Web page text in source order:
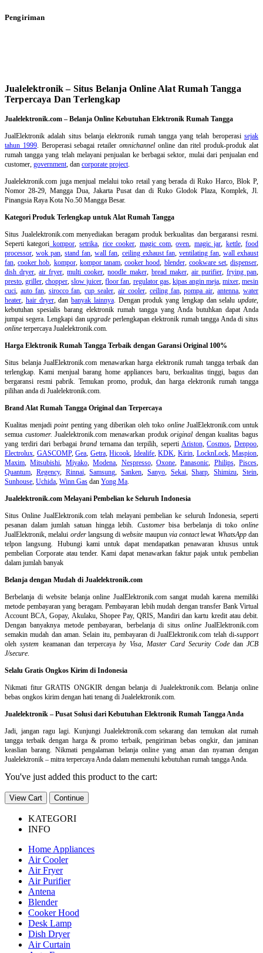
Pengiriman
Jualelektronik – Situs Belanja Online Alat Rumah Tangga
Terpercaya Dan Terlengkap
Jualelektronik.com – Belanja Online Kebutuhan Elektronik Rumah Tangga
JualElektronik adalah situs belanja elektronik rumah tanggayang telah beroperasisejak
tahun 1999. Beroperasi sebagai retaileromnichannel online dan ritel produk-produk alat
rumah tangga yang telah melayani penjualan ke berbagai sektor, mulai dari penjualan end
customer, government, dan corporate project.
Jualelektronik.com juga menjual melalui toko retail yang berada di Ruko Harco, Blok P,
Nomor 28-29, Mangga Dua, Jakarta Pusat dan di Ruko Glodok Plaza, Komplek, Jl.
Pinangsia Raya Kota No.50 Mangga Besar.
Kategori Produk Terlengkap untuk Alat Rumah Tangga
Situs Jualelektronik.com menyediakan beragam produk berkualitas dan bergaransi resmi.
Seperti kategori kompor,setrika, rice cooker, magic com,oven, magic jar, kettle,food
processor,wok pan,stand fan,wall fan, ceiling exhaust fan, ventilating fan, wall exhaust
fan,cooker hob, kompor, kompor tanam,cooker hood, blender, cookware set,dispenser,
dish dryer,air fryer,multi cooker,noodle maker, bread maker, air purifier, frying pan,
presto,griller,chopper,slow juicer,floor fan, regulator gas, kipas angin meja, mixer,mesin
cuci, auto fan, sirocco fan,cup sealer,air cooler, ceiling fan,pompa air,antenna,water
heater, hair dryer, dan banyak lainnya. Dengan produk yang lengkap dan selalu update,
kebutuhan spesialis barang elektronik rumah tangga yang Anda butuhkan dapat Anda
jumpai segera. Lengkapi danupgrade perlengkapan elektronik rumah tangga Anda di situs
online terpercaya Jualelektronik.com.
Harga Elektronik Rumah Tangga Terbaik dengan Garansi Original 100%
Situs belanjaJualElektronik.com menawarkan harga elektronik rumah tangga terbaik dan
terlengkap. Kami menjual barang home appliances baru, berkualitas tinggi, bagus dan
bergaransi resmi pabrik. Temukan promo, produk, dan harga elektronik rumah tangga
pilihan anda di Jualelektronik.com.
Brand Alat Rumah Tangga Original dan Terpercaya
Kualitas menjadipointpenting yang diberikan oleh toko onlineJualElektronik.com untuk
semua customer. Jualelektronik.com menawarkan produkoriginal dengan kualitas bagus
yang terdiri dari berbagai brandternama dan terpilih, seperti Ariston,Cosmos,Denpoo,
Electrolux, GASCOMP,Gea, Getra,Hicook, Idealife,KDK, Kirin, LocknLock,Maspion,
Maxim,Mitsubishi, Miyako,Modena, Nespresso, Oxone,Panasonic, Philips, Pisces,
Quantum, Regency, Rinnai,Samsung,Sanken, Sanyo, Sekai,Sharp,Shimizu,Stein,
Sunhouse, Uchida, Winn Gas dan Yong Ma.
Jualelektronik.com Melayani Pembelian ke Seluruh Indonesia
Situs Online JualElektronik.com telah melayani pembelian ke seluruh Indonesia, seperti
pesanan dalam jumlah satuan hingga lebih. Customerbisa berbelanja di tokoonline
JualElektronik, melalui orderlangsung diwebsite maupun via contactlewat WhatsAppdan
telpon langsung. Hubungi kami untuk dapat mendapatkan penawaran khusus untuk
pembelian Corporate atau tender. Kami dapat menawarkan faktur pajak untuk pembelian
dalam jumlah banyak
Belanja dengan Mudah di Jualelektronik.com
Berbelanja diwebsite belanja online JualElektronik.com sangat mudah karena memiliki
metode pembayaran yang beragam. Pembayaran lebih mudah dengan transfer Bank Virtual
Account BCA, Gopay, Akulaku, Shopee Pay, QRIS, Mandiri dan kartu kredit atau debit.
Dengan banyaknya metode pembayaran, berbelanja di situs onlineJualElektronik.com
semakin mudah dan aman. Selain itu, pembayaran di JualElektronik.com telah di-support
olehsystem keamanan dan terpercayaby Visa, Master Card Security Codedan JCB
J/secure.
Selalu Gratis Ongkos Kirim di Indonesia
Nikmati fitur GRATIS ONGKIR dengan belanja di Jualelektronik.com. Belanja online
bebas ongkos kirim dengan hati tenang di Jualelektronik.com.
Jualelektronik – Pusat Solusi dari Kebutuhan Elektronik Rumah Tangga Anda
Jadi, jangan ragu lagi. Kunjungi Jualelektronik.com sekarang dan temukan alat rumah
tangga terbaik dengan harga & promo terbaik, pengiriman bebas ongkir, dan jaminan
keaslian barang. Nikmati pengalaman belanja online yang aman dan nyaman dengan
Jualelektronik – mitra terpercaya Anda dalam memenuhi kebutuhan rumah tangga Anda.
You've just added this product to the cart:
View Cart Continue
KATEGORI
INFO
Home Appliances
Air Cooler
Air Fryer
Air Purifier
Antena
Blender
Cooker Hood
Desk Lamp
Dish Dryer
Air Curtain